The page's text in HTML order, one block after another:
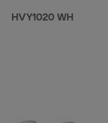
HVY1020 WH